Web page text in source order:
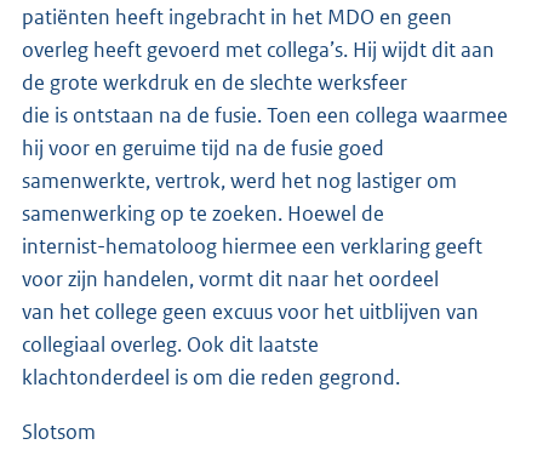
patiënten heeft ingebracht in het MDO en geen
overleg heeft gevoerd met collega’s. Hij wijdt dit aan
de grote werkdruk en de slechte werksfeer
die is ontstaan na de fusie. Toen een collega waarmee
hij voor en geruime tijd na de fusie goed
samenwerkte, vertrok, werd het nog lastiger om
samenwerking op te zoeken. Hoewel de
internist-hematoloog hiermee een verklaring geeft
voor zijn handelen, vormt dit naar het oordeel
van het college geen excuus voor het uitblijven van
collegiaal overleg. Ook dit laatste
klachtonderdeel is om die reden gegrond.
Slotsom